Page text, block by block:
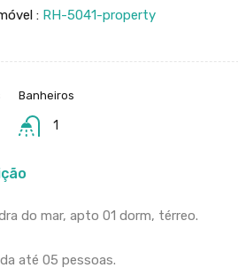
: RH-5041-property
Banheiros
1
do mar, apto 01 dorm, térreo.
até 05 pessoas.